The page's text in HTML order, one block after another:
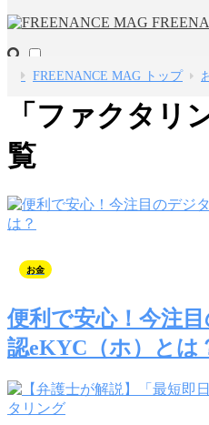
FREENANCE MAG トップ
「ファクタリ
覧
お金
便利で安心！今注
認eKYC（ホ）とは